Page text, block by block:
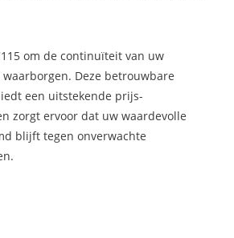
om de continuïteit van uw
Deze betrouwbare
een uitstekende prijs-
zorgt ervoor dat uw waardevolle
blijft tegen onverwachte